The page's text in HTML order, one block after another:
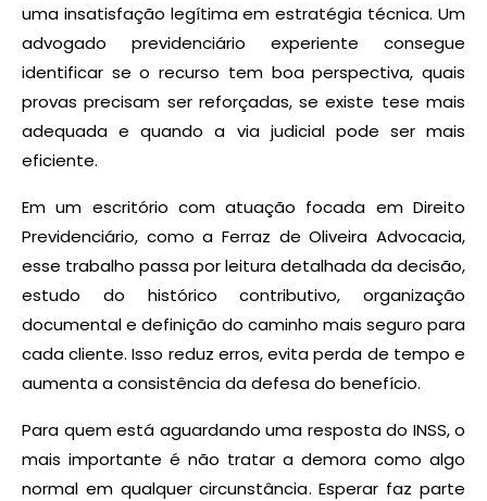
uma insatisfação legítima em estratégia técnica. Um
advogado previdenciário experiente consegue
identificar se o recurso tem boa perspectiva, quais
provas precisam ser reforçadas, se existe tese mais
adequada e quando a via judicial pode ser mais
eficiente.
Em um escritório com atuação focada em Direito
Previdenciário, como a Ferraz de Oliveira Advocacia,
esse trabalho passa por leitura detalhada da decisão,
estudo do histórico contributivo, organização
documental e definição do caminho mais seguro para
cada cliente. Isso reduz erros, evita perda de tempo e
aumenta a consistência da defesa do benefício.
Para quem está aguardando uma resposta do INSS, o
mais importante é não tratar a demora como algo
normal em qualquer circunstância. Esperar faz parte